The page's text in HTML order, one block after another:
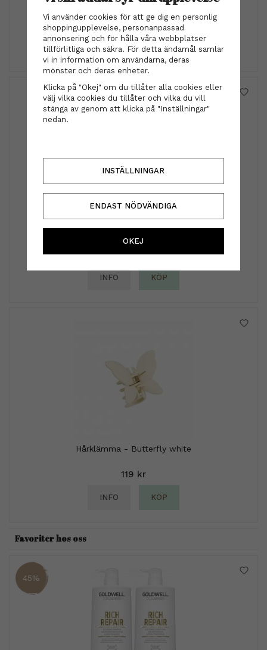
299 kr
INFO KÖP
by Eloise London
by Eloise London - Pearl cluster sand
89 kr
INFO KÖP
Hårklämma - Butterfly white
119 kr
INFO KÖP
Favoriter hos oss
45%
Vi använder cookies för att ge dig en personlig
shoppingupplevelse, personanpassad
annonsering och för hålla våra webbplatser
tillförlitliga och säkra. För detta ändamål samlar
vi in information om användarna, deras
mönster och deras enheter.
Klicka på "Okej" om du tillåter alla cookies eller
välj vilka cookies du tillåter och vilka du vill
stänga av genom att klicka på "Inställningar"
nedan.
INSTÄLLNINGAR
ENDAST NÖDVÄNDIGA
OKEJ